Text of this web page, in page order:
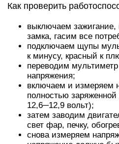
Как проверить
выключаем
замка, гасим все
подключаем щупы
к минусу, красный к
переводим
напряжения;
включаем и измеряем
полностью
12,6─12,9 вольт);
затем заводим
свет фар, печку,
снова измеряем